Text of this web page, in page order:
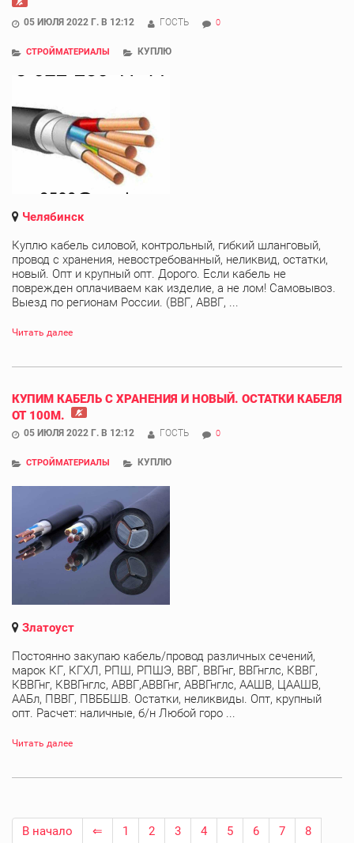
05 ИЮЛЯ 2022 Г. В 12:12 ГОСТЬ 0
СТРОЙМАТЕРИАЛЫ КУПЛЮ
Челябинск
Куплю кабель силовой, контрольный, гибкий шланговый,
провод с хранения, невостребованный, неликвид, остатки,
новый. Опт и крупный опт. Дорого. Если кабель не
поврежден оплачиваем как изделие, а не лом! Самовывоз.
Выезд по регионам России. (ВВГ, АВВГ, ...
Читать далее
КУПИМ КАБЕЛЬ С ХРАНЕНИЯ И НОВЫЙ. ОСТАТКИ КАБЕЛЯ
ОТ 100М.
05 ИЮЛЯ 2022 Г. В 12:12 ГОСТЬ 0
СТРОЙМАТЕРИАЛЫ КУПЛЮ
Златоуст
Постоянно закупаю кабель/провод различных сечений,
марок КГ, КГХЛ, РПШ, РПШЭ, ВВГ, ВВГнг, ВВГнглс, КВВГ,
КВВГнг, КВВГнглс, АВВГ,АВВГнг, АВВГнглс, ААШВ, ЦААШВ,
ААБл, ПВВГ, ПВББШВ. Остатки, неликвиды. Опт, крупный
опт. Расчет: наличные, б/н Любой горо ...
Читать далее
В начало ⇐ 1 2 3 4 5 6 7
8